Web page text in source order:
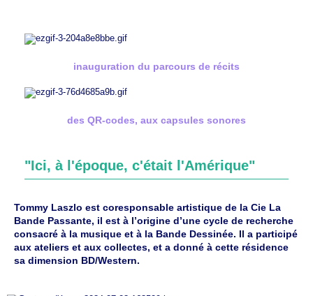
inauguration du parcours de récits
des QR-codes, aux capsules sonores
"Ici, à l'époque, c'était l'Amérique"
Tommy Laszlo est coresponsable artistique de la Cie La
Bande Passante, il est à l’origine d’une cycle de recherche
consacré à la musique et à la Bande Dessinée. Il a participé
aux ateliers et aux collectes, et a donné à cette résidence
sa dimension BD/Western.